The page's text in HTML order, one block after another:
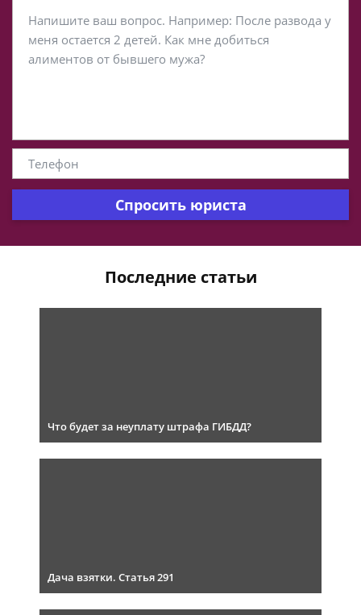
Спросить юриста
Последние статьи
Что будет за неуплату штрафа ГИБДД?
Дача взятки. Статья 291